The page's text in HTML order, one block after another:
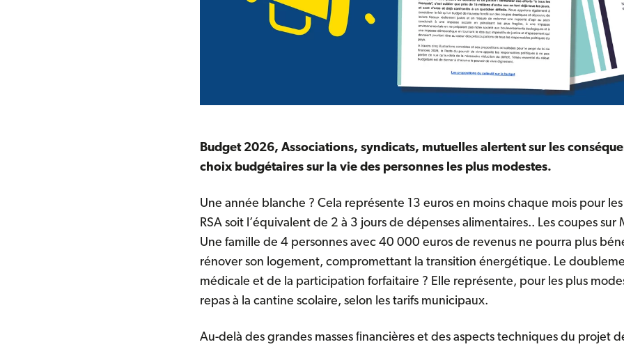
Budget 2026, Associations, syndicats, mutuelles alertent sur les
choix budgétaires sur la vie des personnes les plus modestes.
Une année blanche ? Cela représente 13 euros en moins chaque mois pour
RSA soit l’équivalent de 2 à 3 jours de dépenses alimentaires.. Les coupes sur
Une famille de 4 personnes avec 40 000 euros de revenus ne pourra plus
rénover son logement, compromettant la transition énergétique. Le
médicale et de la participation forfaitaire ? Elle représente, pour les plus
repas à la cantine scolaire, selon les tarifs municipaux.
Au-delà des grandes masses ﬁnancières et des aspects techniques du projet